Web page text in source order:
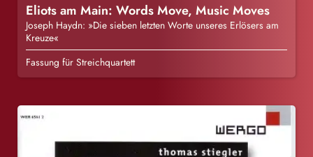
Eliots am Main: Words Move, Music Moves
Joseph Haydn: »Die sieben letzten Worte unseres Erlösers am
Kreuze«
Fassung für Streichquartett